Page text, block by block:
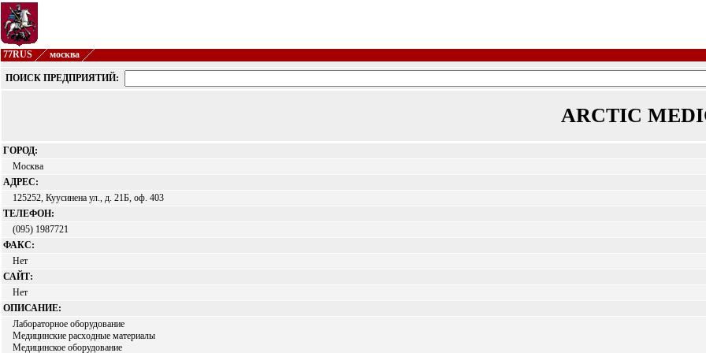
77RUS москва
ПОИСК ПРЕДПРИЯТИЙ:
ARCTIC
ГОРОД:
Москва
АДРЕС:
125252, Куусинена ул., д. 21Б, оф. 403
ТЕЛЕФОН:
(095) 1987721
ФАКС:
Нет
САЙТ:
Нет
ОПИСАНИЕ:
Лабораторное оборудование
Медицинские расходные материалы
Медицинское оборудование